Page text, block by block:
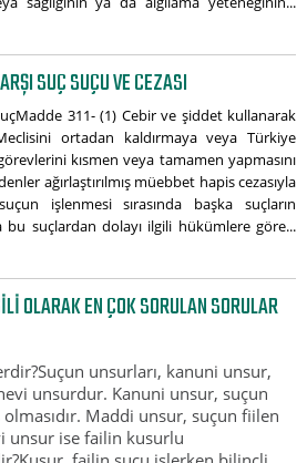
SUÇ SUÇU VE CEZASI
311- (1) Cebir ve şiddet kullanarak
ortadan kaldırmaya veya Türkiye
kısmen veya tamamen yapmasını
ağırlaştırılmış müebbet hapis cezasıyla
işlenmesi sırasında başka suçların
bu suçlardan dolayı ilgili hükümlere göre...
OLARAK EN ÇOK SORULAN SORULAR
unsurları, kanuni unsur,
unsurdur. Kanuni unsur, suçun
olmasıdır. Maddi unsur, suçun fiilen
unsur ise failin kusurlu